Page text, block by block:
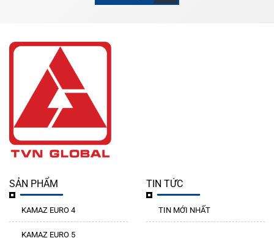
SẢN PHẨM
KAMAZ EURO 4
KAMAZ EURO 5
TIN TỨC
TIN MỚI NHẤT